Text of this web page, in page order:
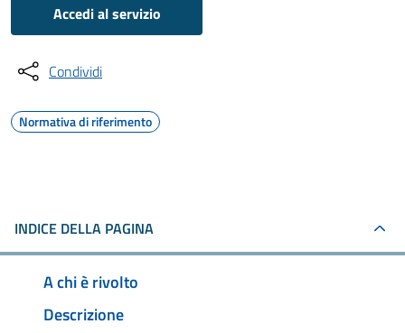
Accedi al servizio
Condividi
Normativa di riferimento
INDICE DELLA PAGINA
A chi è rivolto
Descrizione